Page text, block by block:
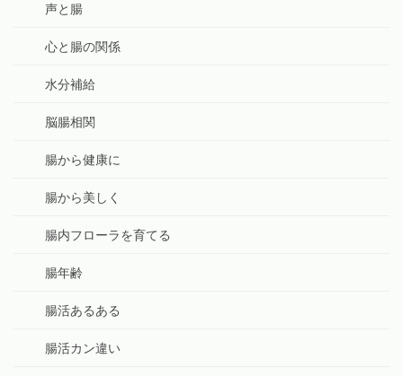
声と腸
心と腸の関係
水分補給
脳腸相関
腸から健康に
腸から美しく
腸内フローラを育てる
腸年齢
腸活あるある
腸活カン違い